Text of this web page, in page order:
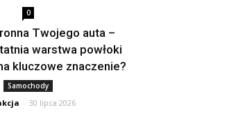
0
Twojego auta –
warstwa powłoki
kluczowe znaczenie?
Samochody
- 30 lipca 2026